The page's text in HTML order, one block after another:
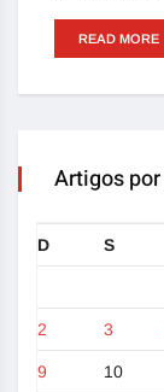
READ MORE
Artigos
D S
2 3
9 10